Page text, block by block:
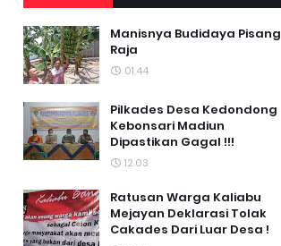
Manisnya Budidaya Pisang
Raja
01.44
Pilkades Desa Kedondong
Kebonsari Madiun
Dipastikan Gagal !!!
12.03
Ratusan Warga Kaliabu
Mejayan Deklarasi Tolak
Cakades Dari Luar Desa !